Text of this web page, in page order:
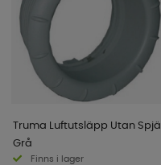
Truma Luftutsläpp Utan Spjäll
Grå
Finns i lager